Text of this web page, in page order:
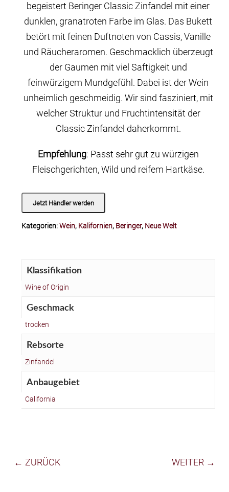
begeistert Beringer Classic Zinfandel mit einer
dunklen, granatroten Farbe im Glas. Das Bukett
betört mit feinen Duftnoten von Cassis, Vanille
und Räucheraromen. Geschmacklich überzeugt
der Gaumen mit viel Saftigkeit und
feinwürzigem Mundgefühl. Dabei ist der Wein
unheimlich geschmeidig. Wir sind fasziniert, mit
welcher Struktur und Fruchtintensität der
Classic Zinfandel daherkommt.
Empfehlung: Passt sehr gut zu würzigen
Fleischgerichten, Wild und reifem Hartkäse.
Jetzt Händler werden
Kategorien:Wein, Kalifornien, Beringer, Neue Welt
Klassifikation
Wine of Origin
Geschmack
trocken
Rebsorte
Zinfandel
Anbaugebiet
California
← ZURÜCK WEITER →